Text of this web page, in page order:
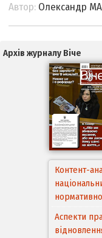
Автор: Олександр
Архів журналу Віче
Контент-
Аспекти